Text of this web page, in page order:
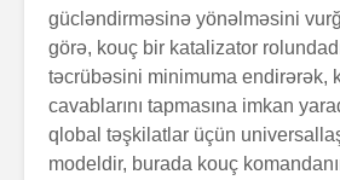
gücləndirməsinə yönəlməsini
görə, kouç bir katalizator
təcrübəsini minimuma endirərək,
cavablarını tapmasına imkan
qlobal təşkilatlar üçün
modeldir, burada kouç